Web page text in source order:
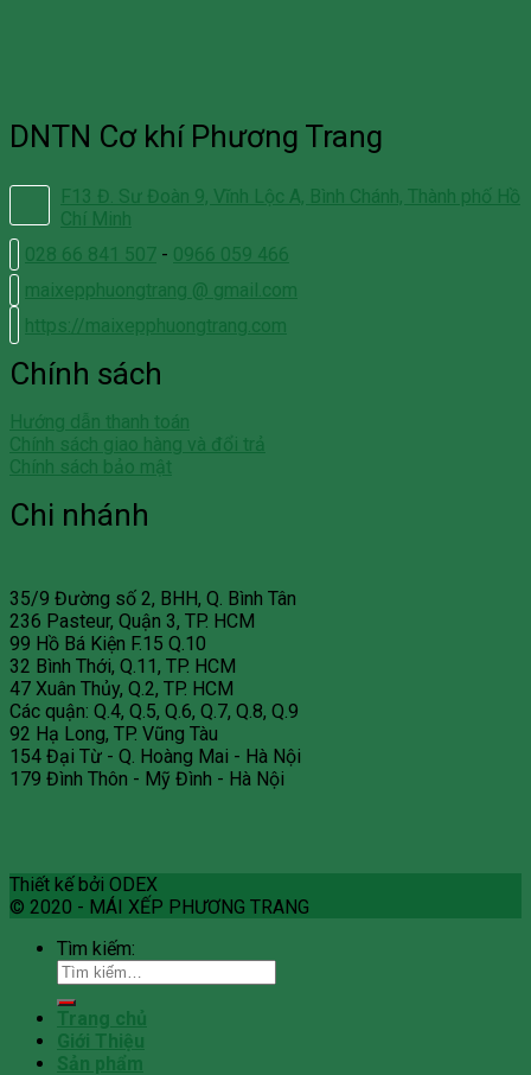
DNTN Cơ khí Phương Trang
F13 Đ. Sư Đoàn 9, Vĩnh Lộc A, Bình Chánh, Thành phố Hồ
Chí Minh
028 66 841 507 - 0966 059 466
maixepphuongtrang @ gmail.com
https://maixepphuongtrang.com
Chính sách
Hướng dẫn thanh toán
Chính sách giao hàng và đổi trả
Chính sách bảo mật
Chi nhánh
35/9 Đường số 2, BHH, Q. Bình Tân
236 Pasteur, Quận 3, TP. HCM
99 Hồ Bá Kiện F.15 Q.10
32 Bình Thới, Q.11, TP. HCM
47 Xuân Thủy, Q.2, TP. HCM
Các quận: Q.4, Q.5, Q.6, Q.7, Q.8, Q.9
92 Hạ Long, TP. Vũng Tàu
154 Đại Từ - Q. Hoàng Mai - Hà Nội
179 Đình Thôn - Mỹ Đình - Hà Nội
Thiết kế bởi ODEX
© 2020 - MÁI XẾP PHƯƠNG TRANG
Tìm kiếm:
Trang chủ
Giới Thiệu
Sản phẩm